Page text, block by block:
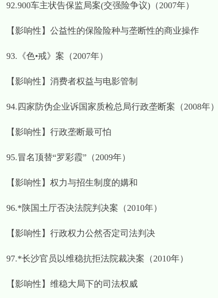
92.900车主状告保监局案(交强险争议)（2007年）
【影响性】公益性的保险险种与垄断性的商业操作
93.《色•戒》案（2007年）
【影响性】消费者权益与电影管制
94.四家防伪企业诉国家质检总局行政垄断案（2008年
【影响性】行政垄断最可怕
95.冒名顶替“罗彩霞”（2009年）
【影响性】权力与招生制度的媾和
96.*陕国土厅否决法院判决案（2010年）
【影响性】行政权力公然否定司法判决
97.*长沙官员以维稳抗拒法院裁决案（2010年）
【影响性】维稳大局下的司法权威